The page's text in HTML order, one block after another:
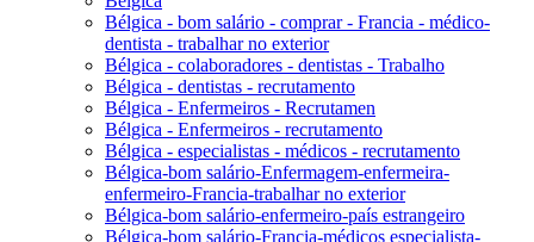
Bélgica - bom salário - comprar - Francia - médico-
dentista - trabalhar no exterior
Bélgica - colaboradores - dentistas - Trabalho
Bélgica - dentistas - recrutamento
Bélgica - Enfermeiros - Recrutamen
Bélgica - Enfermeiros - recrutamento
Bélgica - especialistas - médicos - recrutamento
Bélgica-bom salário-Enfermagem-enfermeira-
enfermeiro-Francia-trabalhar no exterior
Bélgica-bom salário-enfermeiro-país estrangeiro
Bélgica-bom salário-Francia-médicos especialista-